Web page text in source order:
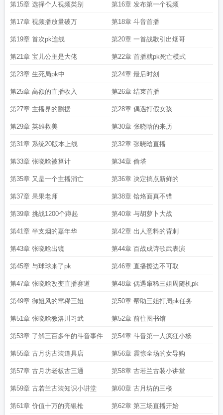
第15章 选择个人视频类别 第16章 发布第一个视频
第17章 视频播放量破万 第18章 斗音首播
第19章 首次pk连线 第20章 一首战歌引出烟哥
第21章 宝儿公主是大佬 第22章 首播就pk死亡模式
第23章 生死局pk中 第24章 最后时刻
第25章 高额的直播收入 第26章 结束首播
第27章 主播界的割据 第28章 偶遇打假女孩
第29章 英雄救美 第30章 张晓晗的来历
第31章 系统20版本上线 第32章 张晓晗直播
第33章 张晓晗被算计 第34章 偷塔
第35章 又是一个主播消亡 第36章 决定搞点新鲜的
第37章 果果老师 第38章 饸烙面真不错
第39章 挑战1200个蹲起 第40章 与胡萝卜大战
第41章 半支烟的嘉年华 第42章 出人意料的背刺
第43章 张晓晗出镜 第44章 百战成诗歌武表演
第45章 与球球来了pk 第46章 直播擦边不可取
第47章 张晓晗改变直播赛道 第48章 偶遇窜稀三姐周随机pk
第49章 御姐风的窜稀三姐 第50章 帮助三姐打周pk任务
第51章 张晓晗教洛川习武 第52章 前往图书馆
第53章 了解三百多年的斗音事件 第54章 斗音第一人疯狂小杨
第55章 古月坊古装道具店 第56章 震惊全场的女导购
第57章 古月坊老板古三通 第58章 古若兰古装小讲堂
第59章 古若兰古装知识小讲堂 第60章 古月坊的三楼
第61章 价值十万的亮银枪 第62章 第三场直播开始